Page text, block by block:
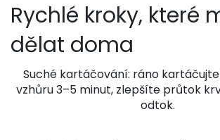
Rychlé kroky, které
dělat doma
Suché kartáčování: ráno
vzhůru 3–5 minut, zlepšíte průtok
odtok.